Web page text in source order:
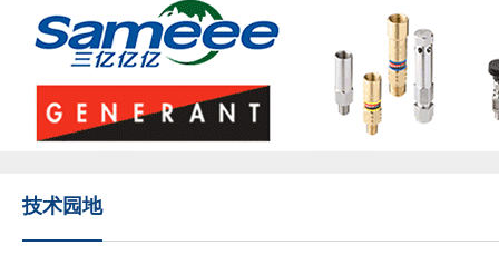
技术园地